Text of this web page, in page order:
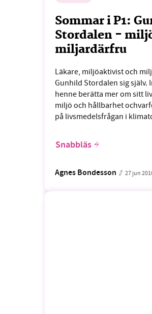
Sommar i P1:
Stordalen -
miljardärfru
Läkare, miljöaktivist och
Gunhild Stordalen sig själv.
henne berätta mer om sitt
miljö och hållbarhet
på livsmedelsfrågan i
Snabbläs
Agnes Bondesson 27 jun